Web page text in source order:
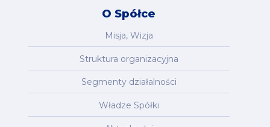
O Spółce
Misja, Wizja
Struktura organizacyjna
Segmenty działalności
Władze Spółki